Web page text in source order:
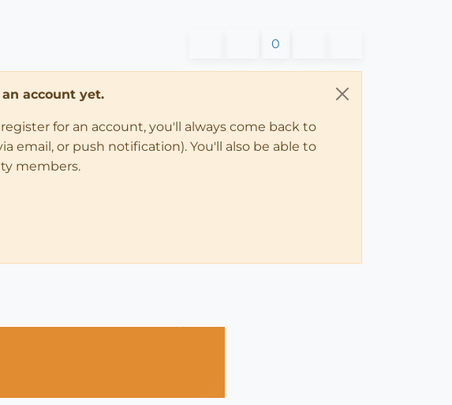
0
account yet.
for an account, you'll always come back to
email, or push notification). You'll also be able to
members.